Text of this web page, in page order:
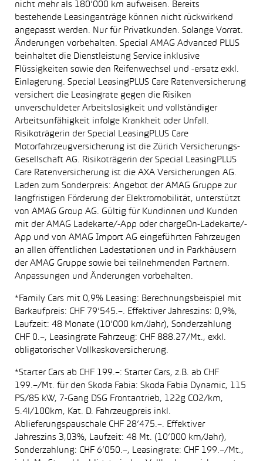
nicht mehr als 180’000 km aufweisen. Bereits
bestehende Leasinganträge können nicht rückwirkend
angepasst werden. Nur für Privatkunden. Solange Vorrat.
Änderungen vorbehalten. Special AMAG Advanced PLUS
beinhaltet die Dienstleistung Service inklusive
Flüssigkeiten sowie den Reifenwechsel und -ersatz exkl.
Einlagerung. Special LeasingPLUS Care Ratenversicherung
versichert die Leasingrate gegen die Risiken
unverschuldeter Arbeitslosigkeit und vollständiger
Arbeitsunfähigkeit infolge Krankheit oder Unfall.
Risikoträgerin der Special LeasingPLUS Care
Motorfahrzeugversicherung ist die Zürich Versicherungs-
Gesellschaft AG. Risikoträgerin der Special LeasingPLUS
Care Ratenversicherung ist die AXA Versicherungen AG.
Laden zum Sonderpreis: Angebot der AMAG Gruppe zur
langfristigen Förderung der Elektromobilität, unterstützt
von AMAG Group AG. Gültig für Kundinnen und Kunden
mit der AMAG Ladekarte/-App oder chargeOn-Ladekarte/-
App und von AMAG Import AG eingeführten Fahrzeugen
an allen öffentlichen Ladestationen und in Parkhäusern
der AMAG Gruppe sowie bei teilnehmenden Partnern.
Anpassungen und Änderungen vorbehalten.
*Family Cars mit 0,9% Leasing: Berechnungsbeispiel mit
Barkaufpreis: CHF 79’545.–. Effektiver Jahreszins: 0,9%,
Laufzeit: 48 Monate (10’000 km/Jahr), Sonderzahlung
CHF 0.–, Leasingrate Fahrzeug: CHF 888.27/Mt., exkl.
obligatorischer Vollkaskoversicherung.
*Starter Cars ab CHF 199.–: Starter Cars, z.B. ab CHF
199.–/Mt. für den Skoda Fabia: Skoda Fabia Dynamic, 115
PS/85 kW, 7-Gang DSG Frontantrieb, 122g CO2/km,
5.4l/100km, Kat. D. Fahrzeugpreis inkl.
Ablieferungspauschale CHF 28’475.–. Effektiver
Jahreszins 3,03%, Laufzeit: 48 Mt. (10’000 km/Jahr),
Sonderzahlung: CHF 6’050.–, Leasingrate: CHF 199.–/Mt.,